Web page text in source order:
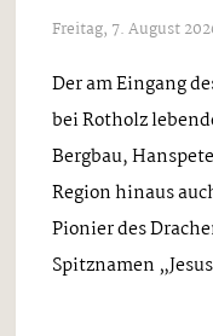
Freitag, 7. August
Der am Eingang
bei Rotholz
Bergbau,
Region hinaus
Pionier des
Spitznamen